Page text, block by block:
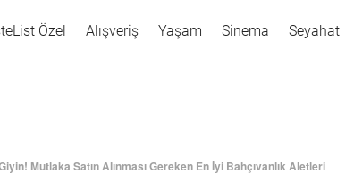
Özel Alışveriş Yaşam Sinema Seyahat
Mutlaka Satın Alınması Gereken En İyi Bahçıvanlık Aletleri